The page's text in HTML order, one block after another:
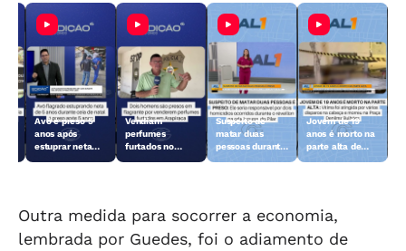
Avô é preso 5
anos após
estuprar neta
Vendiam
perfumes
furtados no
Suspeito de
matar duas
pessoas durante
Jovem de 19
anos é morto na
parte alta de
Outra medida para socorrer a economia,
lembrada por Guedes, foi o adiamento de